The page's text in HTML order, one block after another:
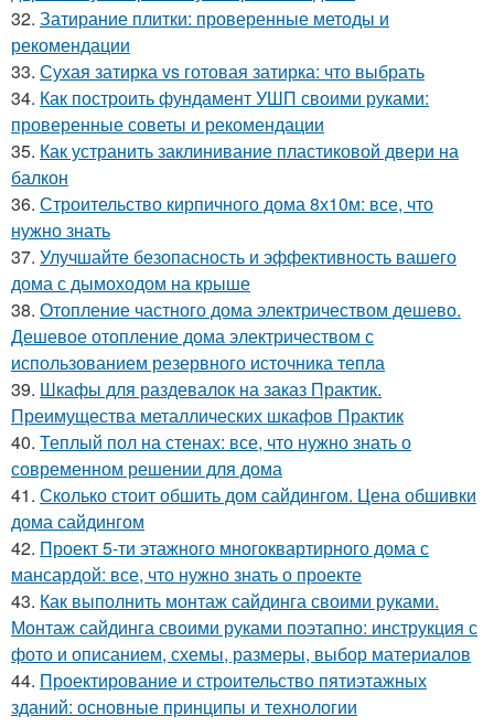
32. Затирание плитки: проверенные методы и
рекомендации
33. Сухая затирка vs готовая затирка: что выбрать
34. Как построить фундамент УШП своими руками:
проверенные советы и рекомендации
35. Как устранить заклинивание пластиковой двери на
балкон
36. Строительство кирпичного дома 8х10м: все, что
нужно знать
37. Улучшайте безопасность и эффективность вашего
дома с дымоходом на крыше
38. Отопление частного дома электричеством дешево.
Дешевое отопление дома электричеством с
использованием резервного источника тепла
39. Шкафы для раздевалок на заказ Практик.
Преимущества металлических шкафов Практик
40. Теплый пол на стенах: все, что нужно знать о
современном решении для дома
41. Сколько стоит обшить дом сайдингом. Цена обшивки
дома сайдингом
42. Проект 5-ти этажного многоквартирного дома с
мансардой: все, что нужно знать о проекте
43. Как выполнить монтаж сайдинга своими руками.
Монтаж сайдинга своими руками поэтапно: инструкция с
фото и описанием, схемы, размеры, выбор материалов
44. Проектирование и строительство пятиэтажных
зданий: основные принципы и технологии